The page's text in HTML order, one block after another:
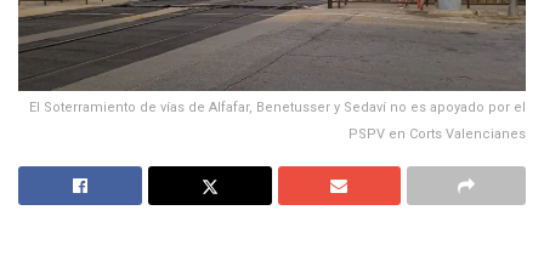
El Soterramiento de vías de Alfafar, Benetusser y Sedaví no es apoyado por el
PSPV en Corts Valencianes